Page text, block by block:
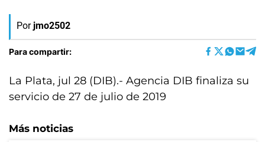
Por jmo2502
Para compartir:
La Plata, jul 28 (DIB).- Agencia DIB finaliza su
servicio de 27 de julio de 2019
Más noticias